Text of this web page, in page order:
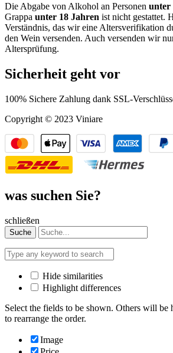
Die Abgabe von Alkohol an Personen unter
Grappa unter 18 Jahren ist nicht gestattet.
Verständnis, das wir eine Altersverifikation
den Wein versenden. Auch versenden wir
Altersprüfung.
Sicherheit geht vor
100% Sichere Zahlung dank SSL-
Copyright © 2023 Viniare
was suchen Sie?
schließen
Suche
Hide similarities
Highlight differences
Select the fields to be shown. Others will be
to rearrange the order.
Image